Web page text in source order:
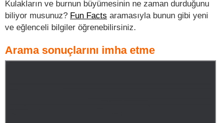
Kulakların ve burnun büyümesinin ne zaman durduğunu
biliyor musunuz? Fun Facts aramasıyla bunun gibi yeni
ve eğlenceli bilgiler öğrenebilirsiniz.
Arama sonuçlarını imha etme